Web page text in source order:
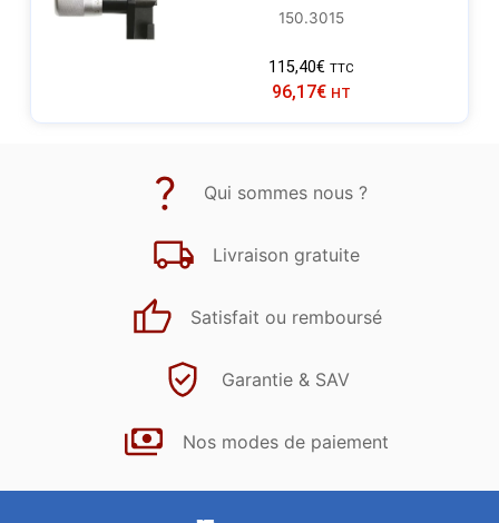
150.3015
115,40€ TTC
96,17€ HT
Qui sommes nous ?
Livraison gratuite
Satisfait ou remboursé
Garantie & SAV
Nos modes de paiement